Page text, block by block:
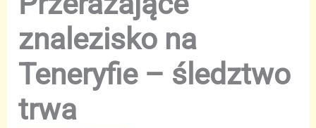
znalezisko na
Teneryfie – śledztwo
trwa